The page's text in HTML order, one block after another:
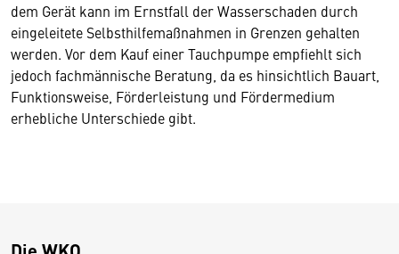
dem Gerät kann im Ernstfall der Wasserschaden durch
eingeleitete Selbsthilfemaßnahmen in Grenzen gehalten
werden. Vor dem Kauf einer Tauchpumpe empfiehlt sich
jedoch fachmännische Beratung, da es hinsichtlich Bauart,
Funktionsweise, Förderleistung und Fördermedium
erhebliche Unterschiede gibt.